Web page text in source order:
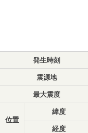
発生時刻
震源地
最大震度
位置
緯度
経度